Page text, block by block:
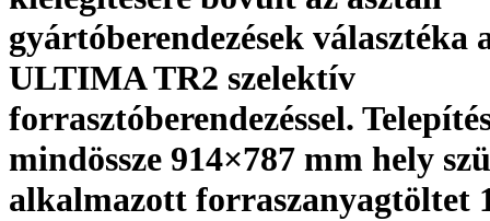
gyártóberendezések választéka
ULTIMA TR2 szelektív
forrasztóberendezéssel.
mindössze 914×787 mm hely
alkalmazott forraszanyagtöltet